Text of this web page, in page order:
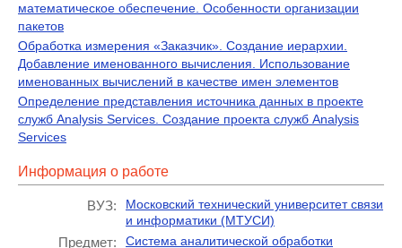
математическое обеспечение. Особенности организации
пакетов
Обработка измерения «Заказчик». Создание иерархии.
Добавление именованного вычисления. Использование
именованных вычислений в качестве имен элементов
Определение представления источника данных в проекте
служб Analysis Services. Создание проекта служб Analysis
Services
Информация о работе
ВУЗ:
Московский технический университет связи
и информатики (МТУСИ)
Предмет: Система аналитической обработки